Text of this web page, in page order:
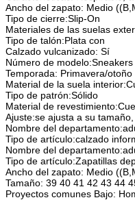
Ancho del zapato: Medio
Tipo de cierre:Slip-On
Materiales de las suelas
Tipo de talón:Plata con
Calzado vulcanizado: Sí
Número de modelo:Sneakers
Temporada: Primavera/otoño
Material de la suela
Tipo de patrón:Sólido
Material de
Ajuste:se ajusta a su
Nombre del
Tipo de artículo:calzado
Nombre del
Tipo de artículo:Zapatillas
Ancho del zapato: Medio
Tamaño: 39 40 41 42 43 44
Proyectos comunes Bajo: